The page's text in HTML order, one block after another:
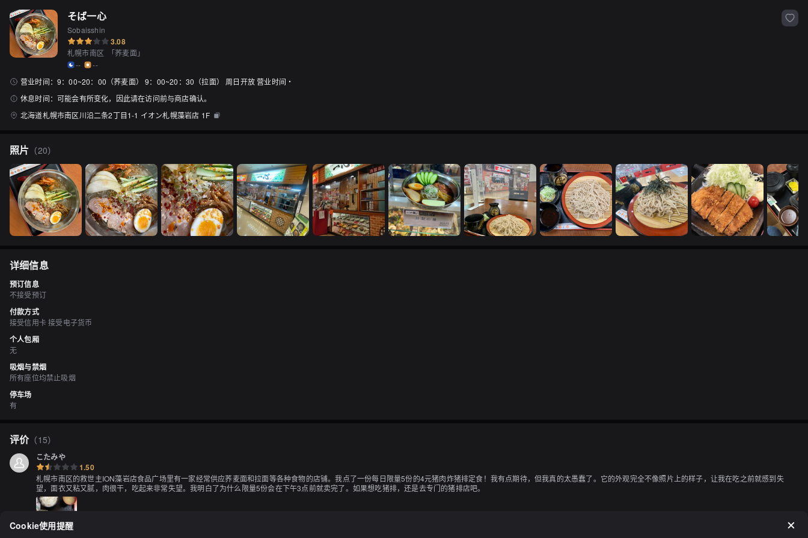
そば一心
Sobaisshin
3.08
札幌市南区 「荞麦面」
--
--
营业时间： 9：00~20：00（荞麦面） 9：00~20：30（拉面） 周日开放 营业时间・
休息时间： 可能会有所变化，因此请在访问前与商店确认。
北海道札幌市南区川沿二条2丁目1-1 イオン札幌藻岩店 1F
照片 （20）
详细信息
预订信息
不接受预订
付款方式
接受信用卡 接受电子货币
个人包厢
无
吸烟与禁烟
所有座位均禁止吸烟
停车场
有
评价（15）
こたみや
1.50
札幌市南区的救世主ION藻岩店食品广场里有一家经常供应荞麦面和拉面等各种食物的店铺。我点了一份每日限量5份的4元猪肉炸猪排定食！我有点期待，但我真的太愚蠢了。它的外观完全不像照片上的样子，让我在吃之前就感到失
望，面衣又粘又腻，肉很干，吃起来非常失望。我明白了为什么限量5份会在下午3点前就卖完了。如果想吃猪排，还是去专门的猪排店吧。
Cookie使用提醒